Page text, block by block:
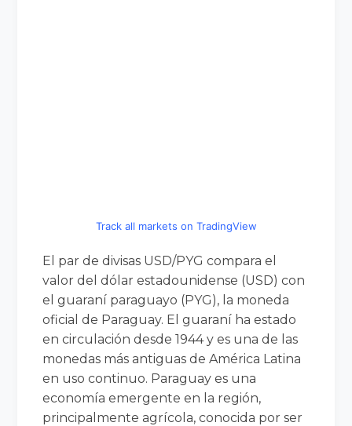
Track all markets on TradingView
El par de divisas USD/PYG compara el
valor del dólar estadounidense (USD) con
el guaraní paraguayo (PYG), la moneda
oficial de Paraguay. El guaraní ha estado
en circulación desde 1944 y es una de las
monedas más antiguas de América Latina
en uso continuo. Paraguay es una
economía emergente en la región,
principalmente agrícola, conocida por ser